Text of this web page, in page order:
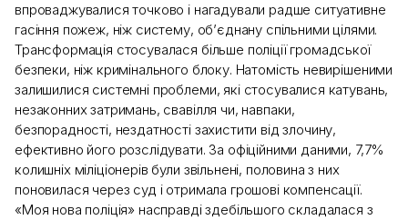
впроваджувалися точково і нагадували радше ситуативне
гасіння пожеж, ніж систему, об’єднану спільними цілями.
Трансформація стосувалася більше поліції громадської
безпеки, ніж кримінального блоку. Натомість невирішеними
залишилися системні проблеми, які стосувалися катувань,
незаконних затримань, свавілля чи, навпаки,
безпорадності, нездатності захистити від злочину,
ефективно його розслідувати. За офіційними даними, 7,7%
колишніх міліціонерів були звільнені, половина з них
поновилася через суд і отримала грошові компенсації.
«Моя нова поліція» насправді здебільшого складалася з